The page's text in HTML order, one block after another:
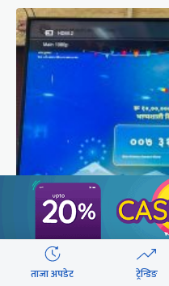
२५० रुपैयाँको सामान
लाखको बम्पर उपहार
ताजा अपडेट ट्रेन्डिङ